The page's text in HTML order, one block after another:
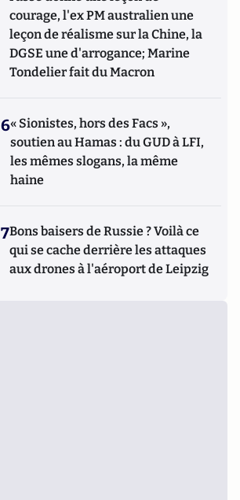
courage, l'ex PM australien une
leçon de réalisme sur la Chine, la
DGSE une d'arrogance; Marine
Tondelier fait du Macron
6« Sionistes, hors des Facs »,
soutien au Hamas : du GUD à LFI,
les mêmes slogans, la même
haine
7Bons baisers de Russie ? Voilà ce
qui se cache derrière les attaques
aux drones à l'aéroport de Leipzig